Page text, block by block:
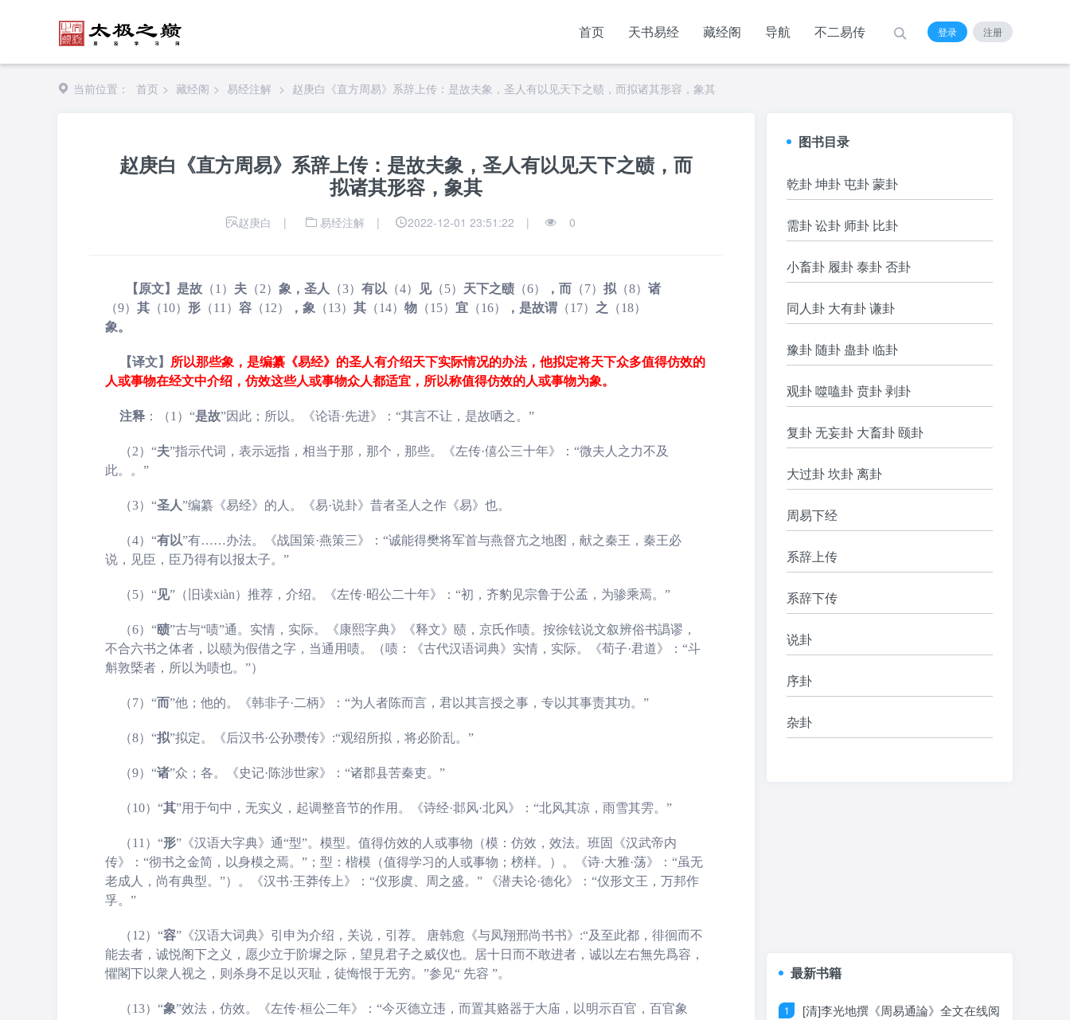
首页 天书易经 藏经阁 导航 不二易传 登录 注册
当前位置： 首页 > 藏经阁 > 易经注解 > 赵庚白《直方周易》系辞上传：是故夫象，圣人有以见天下之赜，而拟诸其形容，象其
赵庚白《直方周易》系辞上传：是故夫象，圣人有以见天下之赜，而
拟诸其形容，象其
赵庚白 | 易经注解 | 2022-12-01 23:51:22 | 0
【原文】是故 （1） 夫 （2） 象，圣人 （3） 有以 （4） 见（5） 天下之赜 （6） ，而 （7） 拟 （8） 诸
（9） 其 （10） 形 （11） 容 （12） ，象 （13） 其 （14） 物 （15） 宜 （16） ，是故谓 （17） 之 （18）
象。
【译文】 所以那些象，是编纂《易经》的圣人有介绍天下实际情况的办法，他拟定将天下众多值得仿效的
人或事物在经文中介绍，仿效这些人或事物众人都适宜，所以称值得仿效的人或事物为象。
注释 ：（1）“是故”因此；所以。《论语·先进》：“其言不让，是故哂之。”
（2）“夫”指示代词，表示远指，相当于那，那个，那些。
《左传·僖公三十年》：“微夫人之力不及
此。。”
（3）“圣人”编纂《易经》的人。《易·说卦》昔者圣人之作《易》也。
（4）“有以”有……办法。《战国策·燕策三》：“诚能得樊将军首与燕督亢之地图，献之秦王，秦王必
说，见臣，臣乃得有以报太子。”
（5）“见”（旧读xiàn）推荐，介绍。《左传·昭公二十年》：“初，齐豹见宗鲁于公孟，为骖乘焉。”
（6）“赜”古与“啧”通。实情，实际。《康熙字典》《释文》赜，京氏作啧。按徐铉说文叙辨俗书譌谬，
不合六书之体者，以赜为假借之字，当通用啧。（啧：《古代汉语词典》实情，实际。《荀子·君道》：“斗
斛敦槩者，所以为啧也。”）
（7）“而”他；他的。《韩非子·二柄》：“为人者陈而言，君以其言授之事，专以其事责其功。”
（8）“拟”拟定。《后汉书·公孙瓒传》:“观绍所拟，将必阶乱。”
（9）“诸”众；各。《史记·陈涉世家》：“诸郡县苦秦吏。”
（10）“其”用于句中，无实义，起调整音节的作用。《诗经·邶风·北风》：“北风其凉，雨雪其雱。”
（11）“形”《汉语大字典》通“型”。模型。值得仿效的人或事物（模：仿效，效法。班固《汉武帝内
传》：“彻书之金简，以身模之焉。”；型：楷模（值得学习的人或事物；榜样。）。《诗·大雅·荡》：“虽无
老成人，尚有典型。”）。《汉书·王莽传上》：“仪形虞、周之盛。”
《潜夫论·德化》：“仪形文王，万邦作
孚。”
（12）“容”《汉语大词典》引申为介绍，关说，引荐。 唐韩愈《与凤翔邢尚书书》:“及至此都，徘徊而不
能去者，诚悦阁下之义，愿少立于阶墀之际，望見君子之威仪也。居十日而不敢进者，诚以左右無先爲容，
懼閣下以衆人视之，则杀身不足以灭耻，徒悔恨于无穷。”参见“ 先容 ”。
（13）“象”效法，仿效。《左传·桓公二年》：“今灭德立违，而置其赂器于大庙，以明示百官，百官象
图书目录
乾卦 坤卦 屯卦 蒙卦
需卦 讼卦 师卦 比卦
小畜卦 履卦 泰卦 否卦
同人卦 大有卦 谦卦
豫卦 随卦 蛊卦 临卦
观卦 噬嗑卦 贲卦 剥卦
复卦 无妄卦 大畜卦 颐卦
大过卦 坎卦 离卦
周易下经
系辞上传
系辞下传
说卦
序卦
杂卦
最新书籍
[清]李光地撰《周易通論》全文在线阅